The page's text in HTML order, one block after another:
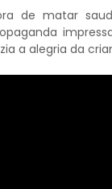
de matar
a alegria da